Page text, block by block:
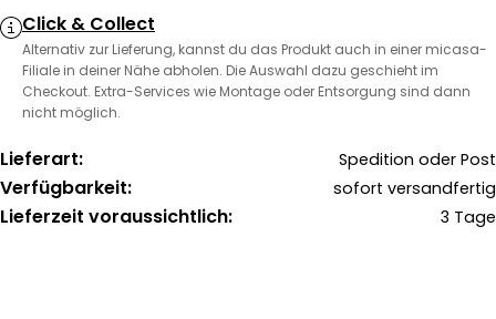
Click & Collect
Alternativ zur Lieferung, kannst du das Produkt auch in einer micasa-
Filiale in deiner Nähe abholen. Die Auswahl dazu geschieht im
Checkout. Extra-Services wie Montage oder Entsorgung sind dann
nicht möglich.
Lieferart: Spedition oder Post
Verfügbarkeit: sofort versandfertig
Lieferzeit voraussichtlich: 3 Tage